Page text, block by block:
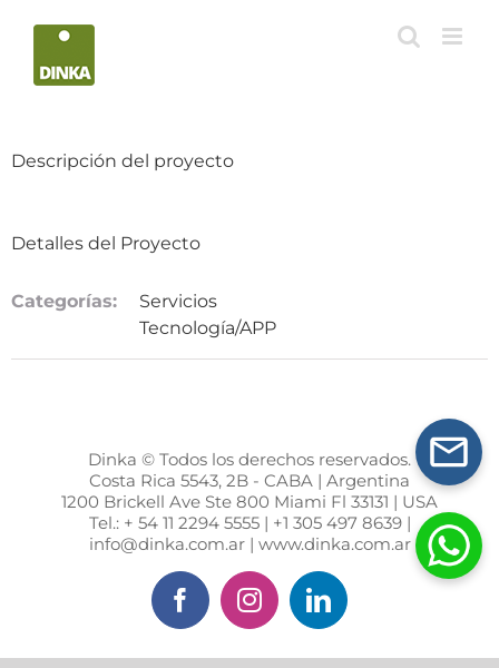
Descripción del proyecto
Detalles del Proyecto
Categorías:
Servicios
Tecnología/APP
Dinka © Todos los derechos reservados.
Costa Rica 5543, 2B - CABA | Argentina
1200 Brickell Ave Ste 800 Miami Fl 33131 | USA
Tel.: + 54 11 2294 5555 | +1 305 497 8639 |
info@dinka.com.ar | www.dinka.com.ar
FacebookInstagramLinkedIn